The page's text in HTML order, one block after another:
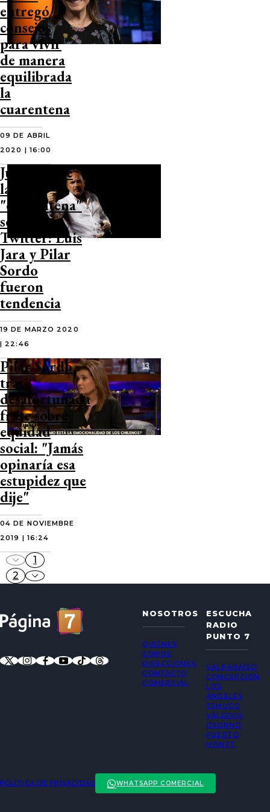
entregó
consejos
para vivir
de manera
equilibrada
la
cuarentena
09 DE ABRIL
2020 | 16:00
Juego sobre
la
"cuarentena"
se tomó
Twitter: Luis
Jara y Pilar
Sordo
fueron
tendencia
19 DE MARZO 2020
| 22:46
Pilar Sordo
tras
desafortunada
frase sobre
equidad
social: "Jamás
opinaría esa
estupidez que
dije"
04 DE NOVIEMBRE
2019 | 16:24
1
2
NOSOTROS
QUIÉNES
SOMOS
DIRECCIONES
CONTACTO
COMERCIAL
ESCUCHA
RADIO
PUNTO 7
VALPARAÍSO
CONCEPCIÓN
LOS
ÁNGELES
TEMUCO
VALDIVIA
OSORNO
PUERTO
MONTT
POLÍTICA DE PRIVACIDAD WHATSAPP COMERCIAL